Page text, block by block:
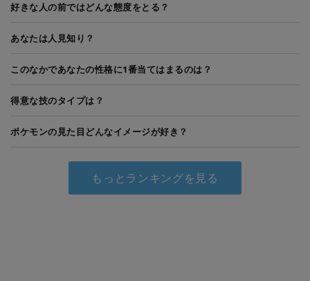
好きな人の前ではどんな態度をとる？
あなたは人見知り？
このなかであなたの性格に1番当てはまるのは？
得意な技のタイプは？
ポケモンの見た目どんなイメージが好き？
もっとランキングを見る